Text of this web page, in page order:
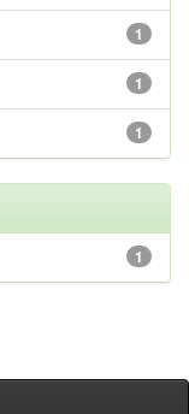
1
1
1
1